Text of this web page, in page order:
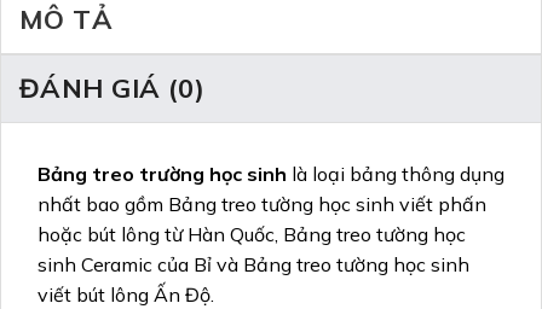
MÔ TẢ
ĐÁNH GIÁ (0)
Bảng treo trường học sinh là loại bảng thông dụng
nhất bao gồm Bảng treo tường học sinh viết phấn
hoặc bút lông từ Hàn Quốc, Bảng treo tường học
sinh Ceramic của Bỉ và Bảng treo tường học sinh
viết bút lông Ấn Độ.